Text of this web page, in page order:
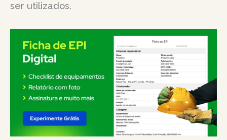
ser utilizados.